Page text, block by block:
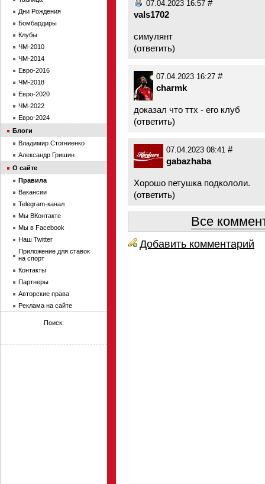
07.04.2023 16:57 #
vals1702
симулянт
(ответить)
07.04.2023 16:27 #
charmk
доказал что ттх - его клуб
(ответить)
07.04.2023 08:41 #
gabazhaba
Хорошо петушка подкололи.
(ответить)
Все
Добавить комментарий
Дни Рождения
Бомбардиры
Клубы
ЧМ-2010
ЧМ-2014
Евро-2016
ЧМ-2018
Евро-2020
ЧМ-2022
Евро-2024
Блоги
Владимир Стогниенко
Александр Гришин
О сайте
Правила
Вакансии
Telegram-канал
Мы ВКонтакте
Мы в Facebook
Наш Twitter
Приложение для ставок
на спорт
Контакты
Партнеры
Авторские права
Реклама на сайте
Поиск: